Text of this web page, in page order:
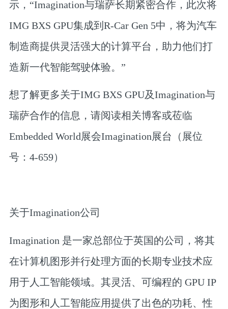
示，“Imagination与瑞萨长期紧密合作，此次将
IMG BXS GPU集成到R-Car Gen 5中，将为汽车
制造商提供灵活强大的计算平台，助力他们打
造新一代智能驾驶体验。”
想了解更多关于IMG BXS GPU及Imagination与
瑞萨合作的信息，请阅读相关博客或莅临
Embedded World展会Imagination展台（展位
号：4-659）
关于Imagination公司
Imagination 是一家总部位于英国的公司，将其
在计算机图形并行处理方面的长期专业技术应
用于人工智能领域。其灵活、可编程的 GPU IP
为图形和人工智能应用提供了出色的功耗、性